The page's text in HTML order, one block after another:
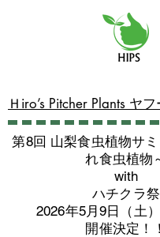
Ｈiro’s Pitcher Plants ヤ
第8回 山梨食虫植物サ
れ食虫植物
with
​ハチクラ祭
2026年5月9日（土
​開催決定！！